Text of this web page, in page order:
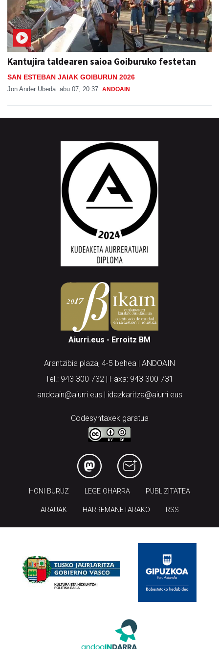
Kantujira taldearen saioa Goiburuko festetan
SAN ESTEBAN JAIAK GOIBURUN 2026
Jon Ander Ubeda abu 07, 20:37 ANDOAIN
Aiurri.eus - Erroitz BM
Arantzibia plaza, 4-5 behea | ANDOAIN
Tel.: 943 300 732 | Faxa: 943 300 731
andoain@aiurri.eus | idazkaritza@aiurri.eus
Codesyntaxek garatua
HONI BURUZ LEGE OHARRA PUBLIZITATEA
ARAUAK HARREMANETARAKO RSS